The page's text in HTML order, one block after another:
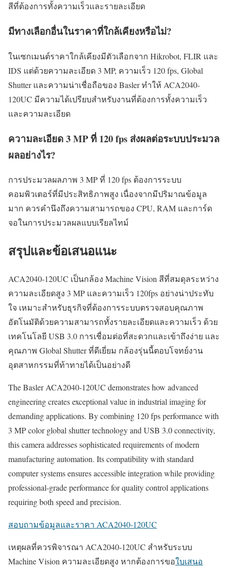
สีที่ต้องการทั้งความเร็วและรายละเอียด
มีทางเลือกอื่นในราคาที่ใกล้เคียงหรือไม่?
ในเซกเมนต์ราคาใกล้เคียงมีตัวเลือกจาก Hikrobot, FLIR และ
IDS แต่ด้วยความละเอียด 3 MP, ความเร็ว 120 fps, Global
Shutter และความน่าเชื่อถือของ Basler ทำให้ ACA2040-
120UC มีความได้เปรียบสำหรับงานที่ต้องการทั้งความเร็ว
และความละเอียด
ความละเอียด 3 MP ที่ 120 fps ส่งผลต่อระบบประมวล
ผลอย่างไร?
การประมวลผลภาพ 3 MP ที่ 120 fps ต้องการระบบ
คอมพิวเตอร์ที่มีประสิทธิภาพสูง เนื่องจากมีปริมาณข้อมูล
มาก ควรคำนึงถึงความสามารถของ CPU, RAM และการ์ด
จอในการประมวลผลแบบเรียลไทม์
สรุปและข้อเสนอแนะ
ACA2040-120UC เป็นกล้อง Machine Vision สีที่สมดุลระหว่าง
ความละเอียดสูง 3 MP และความเร็ว 120fps อย่างน่าประทับ
ใจ เหมาะสำหรับธุรกิจที่ต้องการระบบตรวจสอบคุณภาพ
อัตโนมัติด้วยความสามารถทั้งรายละเอียดและความเร็ว ด้วย
เทคโนโลยี USB 3.0 การเชื่อมต่อที่สะดวกและเข้าถึงง่าย และ
คุณภาพ Global Shutter ที่ดีเยี่ยม กล้องรุ่นนี้ตอบโจทย์งาน
อุตสาหกรรมที่ท้าทายได้เป็นอย่างดี
The Basler ACA2040-120UC demonstrates how advanced
engineering creates exceptional value in industrial imaging for
demanding applications. By combining 120 fps performance with
3 MP color global shutter technology and USB 3.0 connectivity,
this camera addresses sophisticated requirements of modern
manufacturing automation. Its compatibility with standard
computer systems ensures accessible integration while providing
professional-grade performance for quality control applications
requiring both speed and precision.
สอบถามข้อมูลและราคา ACA2040-120UC
เหตุผลที่ควรพิจารณา ACA2040-120UC สำหรับระบบ
Machine Vision ความละเอียดสูง หากต้องการขอใบเสนอ